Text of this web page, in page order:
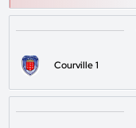
Courville 1